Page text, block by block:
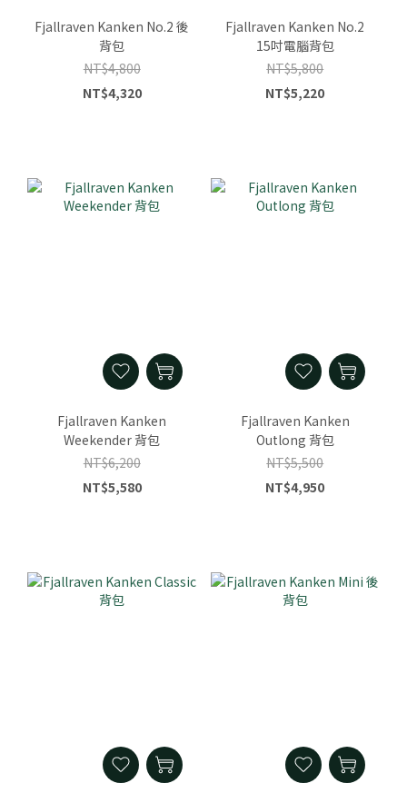
Fjallraven Kanken No.2 後
背包
NT$4,800
NT$4,320
Fjallraven Kanken No.2
15吋電腦背包
NT$5,800
NT$5,220
Fjallraven Kanken
Weekender 背包
NT$6,200
NT$5,580
Fjallraven Kanken
Outlong 背包
NT$5,500
NT$4,950